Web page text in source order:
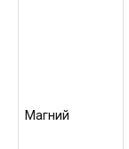
Магний